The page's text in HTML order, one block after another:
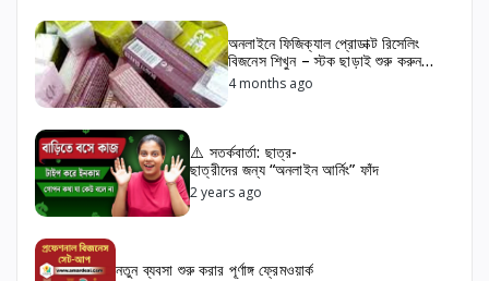
অনলাইনে ফিজিক্যাল প্রোডাক্ট রিসেলিং
বিজনেস শিখুন – স্টক ছাড়াই শুরু করুন
লাভজনক ব্যবসা
4 months ago
⚠️ সতর্কবার্তা: ছাত্র-
ছাত্রীদের জন্য “অনলাইন আর্নিং” ফাঁদ
2 years ago
নতুন ব্যবসা শুরু করার পূর্ণাঙ্গ ফ্রেমওয়ার্ক